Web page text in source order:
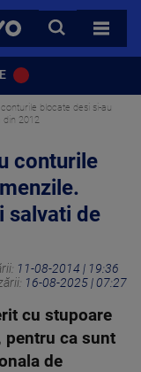
CAUTA
TOATE
blocate desi si-au
din 2012
conturile
salvati de
11-08-2014 | 19:36
16-08-2025 | 07:27
cu stupoare
pentru ca sunt
de